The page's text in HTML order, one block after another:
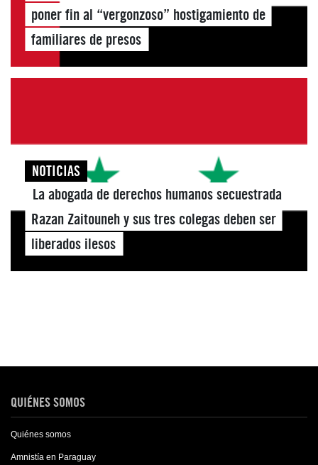
poner fin al “vergonzoso” hostigamiento de
familiares de presos
NOTICIAS
La abogada de derechos humanos secuestrada
Razan Zaitouneh y sus tres colegas deben ser
liberados ilesos
QUIÉNES SOMOS
Quiénes somos
Amnistía en Paraguay